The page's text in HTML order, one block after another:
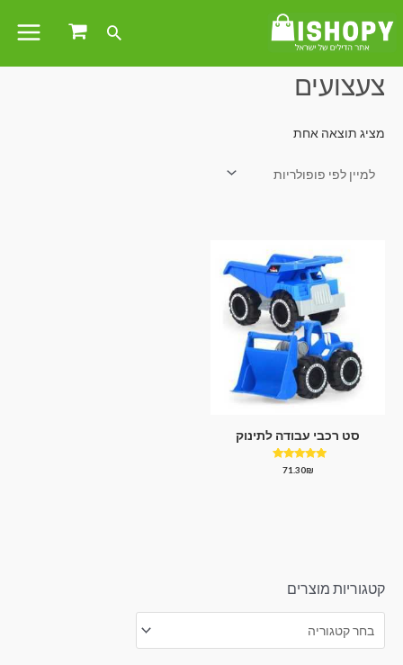
קטגוריות מוצרים
עמוד הבית/ מוצרים המתויגים “צעצועים”
צעצועים
מציג תוצאה אחת
סט רכבי עבודה לתינוק
דורג
71.30₪